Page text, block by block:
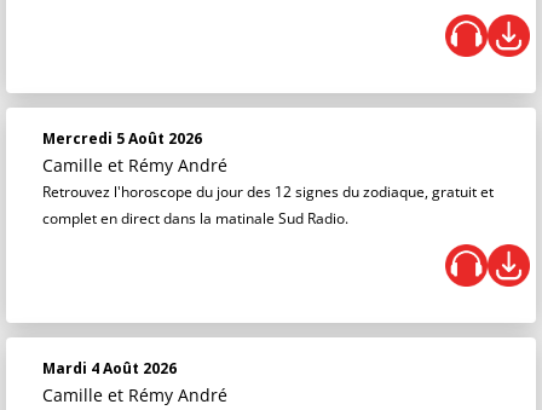
Mercredi 5 Août 2026
Camille et Rémy André
Retrouvez l'horoscope du jour des 12 signes du zodiaque, gratuit et
complet en direct dans la matinale Sud Radio.
Mardi 4 Août 2026
Camille et Rémy André